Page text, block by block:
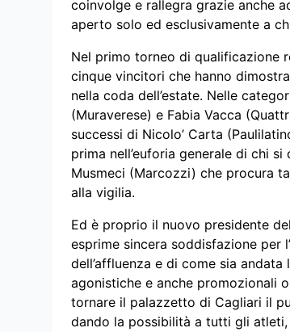
coinvolge e rallegra grazie anche
aperto solo ed esclusivamente a
Nel primo torneo di qualificazione
cinque vincitori che hanno
nella coda dell’estate. Nelle
(Muraverese) e Fabia Vacca
successi di Nicolo’ Carta
prima nell’euforia generale di chi si
Musmeci (Marcozzi) che procura
alla vigilia.
Ed è proprio il nuovo presidente
esprime sincera soddisfazione per
dell’affluenza e di come sia
agonistiche e anche promozionali
tornare il palazzetto di Cagliari il
dando la possibilità a tutti gli